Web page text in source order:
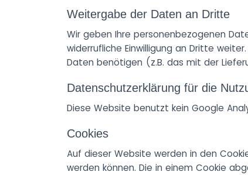
Weitergabe der Daten an Dritte
Wir geben Ihre personenbezogenen
widerrufliche Einwilligung an Dritte
Daten benötigen (z.B. das mit der
Datenschutzerklärung für die
Diese Website benutzt kein Google
Cookies
Auf dieser Website werden in den
werden können. Die in einem Cookie